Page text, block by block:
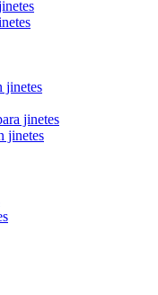
jinetes
jinetes
jinetes